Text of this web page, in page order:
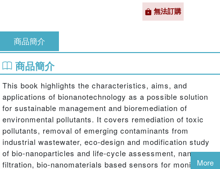
無法訂購
商品簡介
商品簡介
This book highlights the characteristics, aims, and
applications of bionanotechnology as a possible solution
for sustainable management and bioremediation of
environmental pollutants. It covers remediation of toxic
pollutants, removal of emerging contaminants from
industrial wastewater, eco-design and modification study
of bio-nanoparticles and life-cycle assessment, nano-
filtration, bio-nanomaterials based sensors for monitoring
More